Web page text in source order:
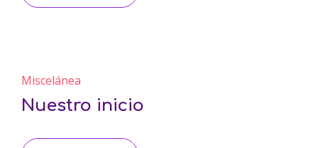
Miscelánea
Nuestro inicio